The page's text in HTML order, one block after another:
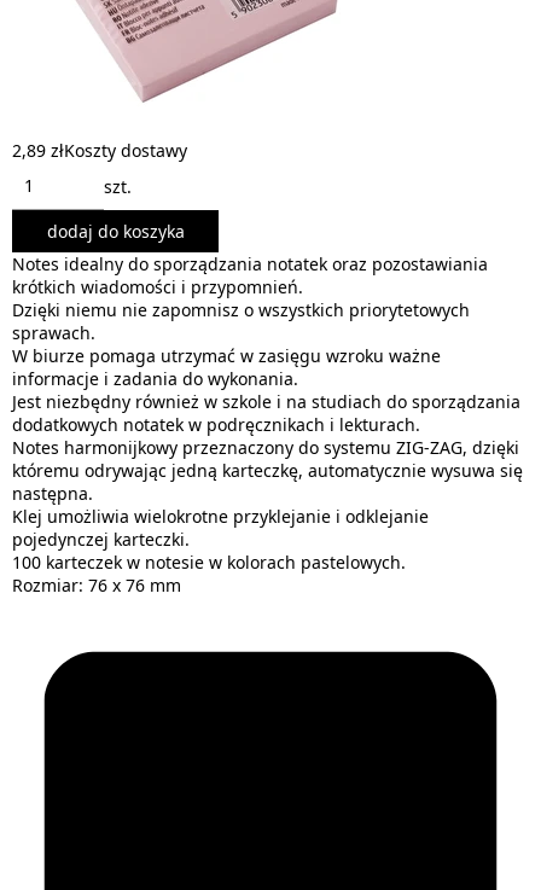
2,89 złKoszty dostawy
szt.
dodaj do koszyka
Notes idealny do sporządzania notatek oraz pozostawiania
krótkich wiadomości i przypomnień.
Dzięki niemu nie zapomnisz o wszystkich priorytetowych
sprawach.
W biurze pomaga utrzymać w zasięgu wzroku ważne
informacje i zadania do wykonania.
Jest niezbędny również w szkole i na studiach do sporządzania
dodatkowych notatek w podręcznikach i lekturach.
Notes harmonijkowy przeznaczony do systemu ZIG-ZAG, dzięki
któremu odrywając jedną karteczkę, automatycznie wysuwa się
następna.
Klej umożliwia wielokrotne przyklejanie i odklejanie
pojedynczej karteczki.
100 karteczek w notesie w kolorach pastelowych.
Rozmiar: 76 x 76 mm